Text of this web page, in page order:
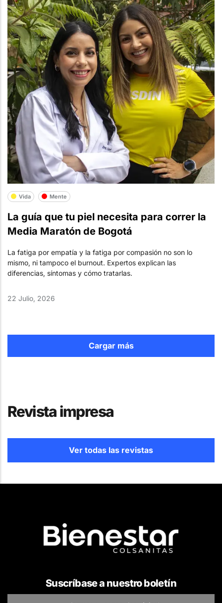
Vida Mente
La guía que tu piel necesita para correr la
Media Maratón de Bogotá
La fatiga por empatía y la fatiga por compasión no son lo
mismo, ni tampoco el burnout. Expertos explican las
diferencias, síntomas y cómo tratarlas.
22 Julio, 2026
Cargar más
Revista impresa
Ver todas las revistas
Suscríbase a nuestro boletín